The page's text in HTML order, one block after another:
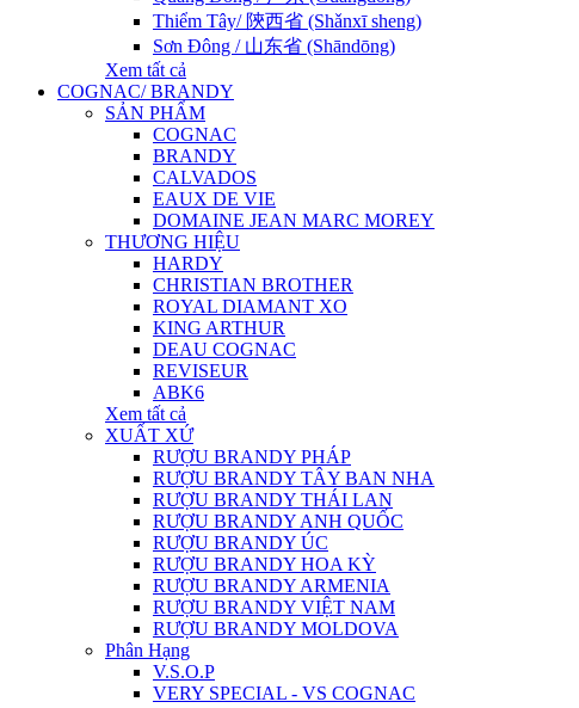
Thiểm Tây/ 陝西省 (Shǎnxī sheng)
Sơn Đông / 山东省 (Shāndōng)
Xem tất cả
COGNAC/ BRANDY
SẢN PHẨM
COGNAC
BRANDY
CALVADOS
EAUX DE VIE
DOMAINE JEAN MARC MOREY
THƯƠNG HIỆU
HARDY
CHRISTIAN BROTHER
ROYAL DIAMANT XO
KING ARTHUR
DEAU COGNAC
REVISEUR
ABK6
Xem tất cả
XUẤT XỨ
RƯỢU BRANDY PHÁP
RƯỢU BRANDY TÂY BAN NHA
RƯỢU BRANDY THÁI LAN
RƯỢU BRANDY ANH QUỐC
RƯỢU BRANDY ÚC
RƯỢU BRANDY HOA KỲ
RƯỢU BRANDY ARMENIA
RƯỢU BRANDY VIỆT NAM
RƯỢU BRANDY MOLDOVA
Phân Hạng
V.S.O.P
VERY SPECIAL - VS COGNAC